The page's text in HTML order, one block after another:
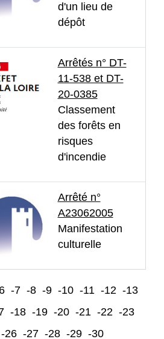
d'un lieu de
dépôt
Arrêtés n° DT-
11-538 et DT-
20-0385
Classement
des forêts en
risques
d'incendie
Arrêté n°
A23062005
Manifestation
culturelle
-7 -8 -9 -10 -11 -12 -13
-18 -19 -20 -21 -22 -23
-26 -27 -28 -29 -30